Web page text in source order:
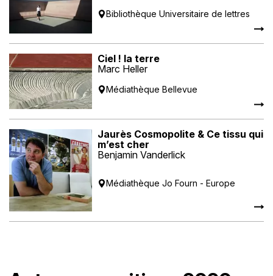
Bibliothèque Universitaire de lettres
Ciel ! la terre
Marc Heller
Médiathèque Bellevue
Jaurès Cosmopolite & Ce tissu qui
m’est cher
Benjamin Vanderlick
Médiathèque Jo Fourn - Europe